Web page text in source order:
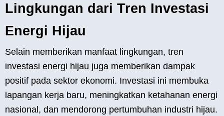
Lingkungan dari Tren Investasi
Energi Hijau
Selain memberikan manfaat lingkungan, tren
investasi energi hijau juga memberikan dampak
positif pada sektor ekonomi. Investasi ini membuka
lapangan kerja baru, meningkatkan ketahanan energi
nasional, dan mendorong pertumbuhan industri hijau.